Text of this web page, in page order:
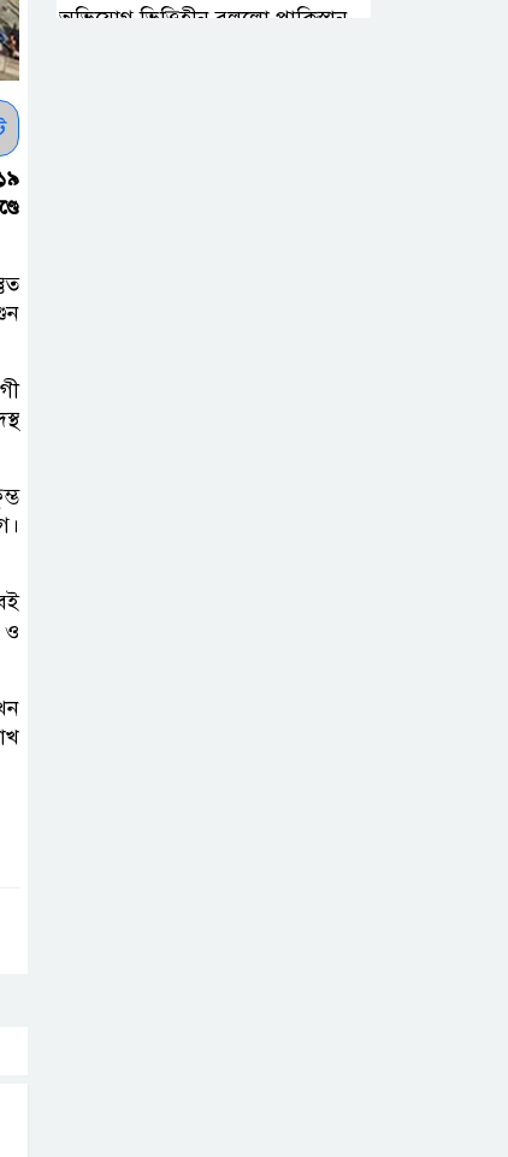
ও
অভিযোগ ভিত্তিহীন বললো পাকিস্তান